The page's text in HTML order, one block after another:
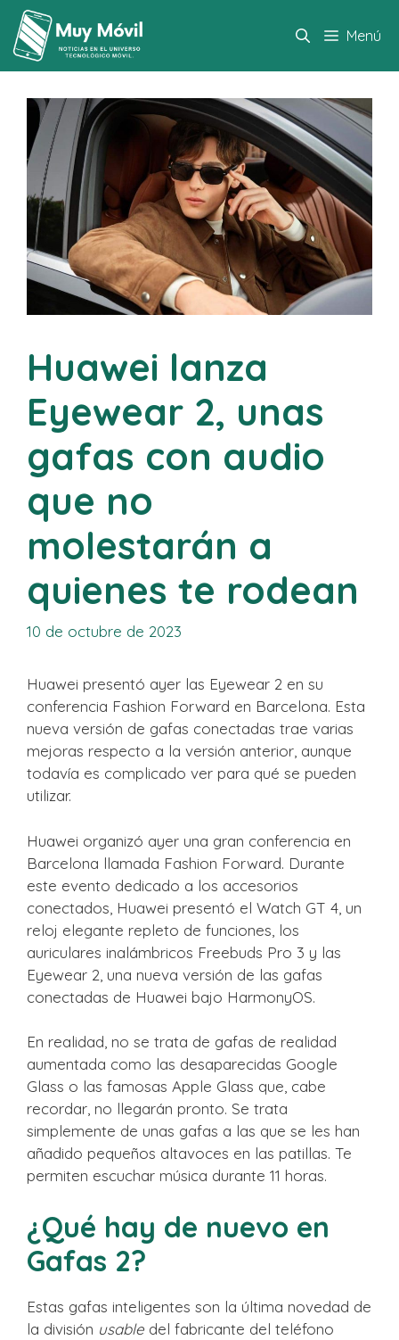
Saltar
contenido
Menú
Huawei lanza
Eyewear 2, unas
gafas con audio
que no
molestarán a
quienes te rodean
10 de octubre de 2023
Huawei presentó ayer las Eyewear 2 en su
conferencia Fashion Forward en Barcelona. Esta
nueva versión de gafas conectadas trae varias
mejoras respecto a la versión anterior, aunque
todavía es complicado ver para qué se pueden
utilizar.
Huawei organizó ayer una gran conferencia en
Barcelona llamada Fashion Forward. Durante
este evento dedicado a los accesorios
conectados, Huawei presentó el Watch GT 4, un
reloj elegante repleto de funciones, los
auriculares inalámbricos Freebuds Pro 3 y las
Eyewear 2, una nueva versión de las gafas
conectadas de Huawei bajo HarmonyOS.
En realidad, no se trata de gafas de realidad
aumentada como las desaparecidas Google
Glass o las famosas Apple Glass que, cabe
recordar, no llegarán pronto. Se trata
simplemente de unas gafas a las que se les han
añadido pequeños altavoces en las patillas. Te
permiten escuchar música durante 11 horas.
¿Qué hay de nuevo en
Gafas 2?
Estas gafas inteligentes son la última novedad de
la división usable del fabricante del teléfono